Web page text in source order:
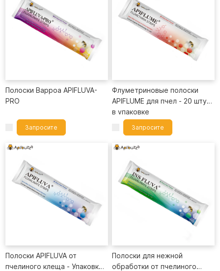
пчел, таких как соты для расплода. Это снижает токсичность для
пчел.
Получите оптовые скидки, приоритетную доставку и
квалифицированную поддержку при заказе более 100 упаковок.
Расширьте свою цепочку поставок пчел с помощью
APIBUZZ. Мы -
компания, которой доверяют коммерческие пасеки по всему миру.
Полоски Варроа APIFLUVA-
PRO
Запросите
Флуметриновые полоски
APIFLUME для пчел - 20 штук
в упаковке
Запросите
Полоски APIFLUVA от
пчелиного клеща - Упаковка
Полоски для нежной
обработки от пчелиного